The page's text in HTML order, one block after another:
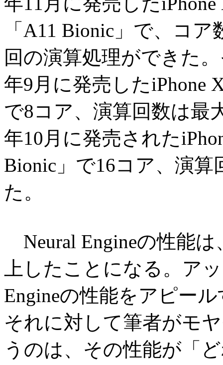
「A11 Bionic」で、コ
回の演算処理ができた
年9月に発売したiPhone
で8コア、演算回数は最
年10月に発売された
Bionic」で16コア、演
た。
Neural Engineの性能
上したことになる。ア
Engineの性能をアピー
それに対して筆者がモ
うのは、その性能が「